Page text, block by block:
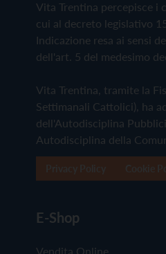
Vita Trentina percepisce
cui al decreto legislativo
Indicazione resa ai sensi
dell'art. 5 del medesimo
Vita Trentina, tramite la
Settimanali Cattolici), ha
dell'Autodisciplina
Autodisciplina della
E-Shop
Vendita Online